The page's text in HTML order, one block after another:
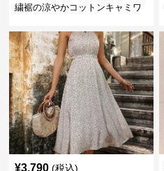
繍裾の涼やかコットンキャミワ
¥3,790 (税込)